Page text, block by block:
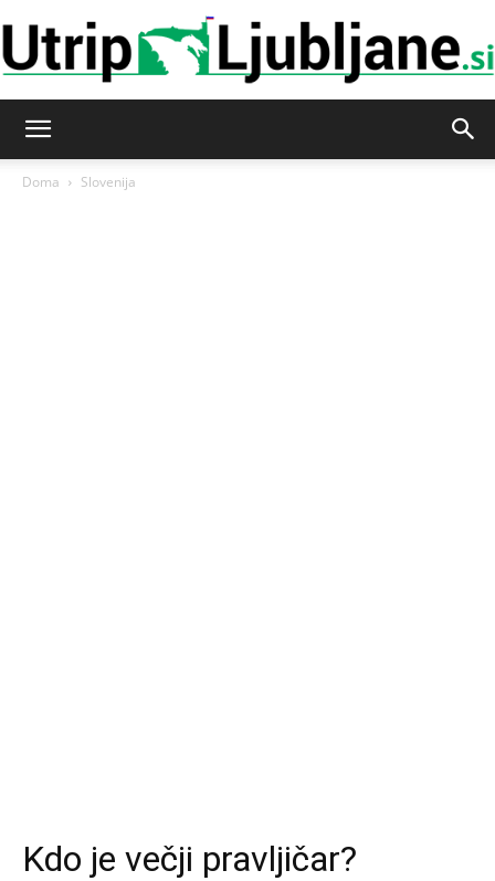
Doma Slovenija
Kdo je večji pravljičar?